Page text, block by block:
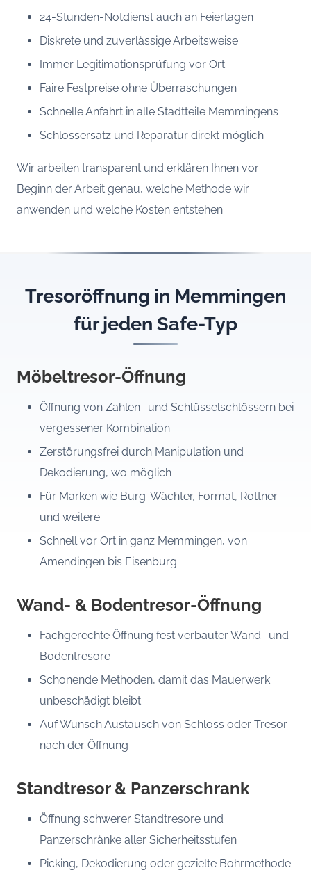
24-Stunden-Notdienst auch an Feiertagen
Diskrete und zuverlässige Arbeitsweise
Immer Legitimationsprüfung vor Ort
Faire Festpreise ohne Überraschungen
Schnelle Anfahrt in alle Stadtteile Memmingens
Schlossersatz und Reparatur direkt möglich
Wir arbeiten transparent und erklären Ihnen vor
Beginn der Arbeit genau, welche Methode wir
anwenden und welche Kosten entstehen.
Tresoröffnung in Memmingen
für jeden Safe-Typ
Möbeltresor-Öffnung
Öffnung von Zahlen- und Schlüsselschlössern bei
vergessener Kombination
Zerstörungsfrei durch Manipulation und
Dekodierung, wo möglich
Für Marken wie Burg-Wächter, Format, Rottner
und weitere
Schnell vor Ort in ganz Memmingen, von
Amendingen bis Eisenburg
Wand- & Bodentresor-Öffnung
Fachgerechte Öffnung fest verbauter Wand- und
Bodentresore
Schonende Methoden, damit das Mauerwerk
unbeschädigt bleibt
Auf Wunsch Austausch von Schloss oder Tresor
nach der Öffnung
Standtresor & Panzerschrank
Öffnung schwerer Standtresore und
Panzerschränke aller Sicherheitsstufen
Picking, Dekodierung oder gezielte Bohrmethode